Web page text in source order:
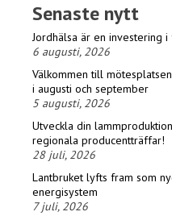
Senaste nytt
Jordhälsa är en investering
6 augusti, 2026
Välkommen till
i augusti och september
5 augusti, 2026
Utveckla din
regionala producentträffar!
28 juli, 2026
Lantbruket lyfts fram som
energisystem
7 juli, 2026